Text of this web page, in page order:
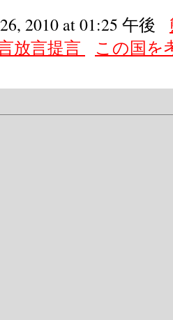
2010 at 01:25 午後
放言提言
この国を